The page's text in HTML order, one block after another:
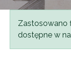
Komunikat
Zastosowano
dostępne w